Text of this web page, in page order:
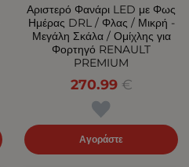
Αριστερό Φανάρι LED με Φως
Ημέρας DRL / Φλας / Μικρή -
Μεγάλη Σκάλα / Ομίχλης για
Φορτηγό RENAULT
PREMIUM
270.99 €
Αγοράστε